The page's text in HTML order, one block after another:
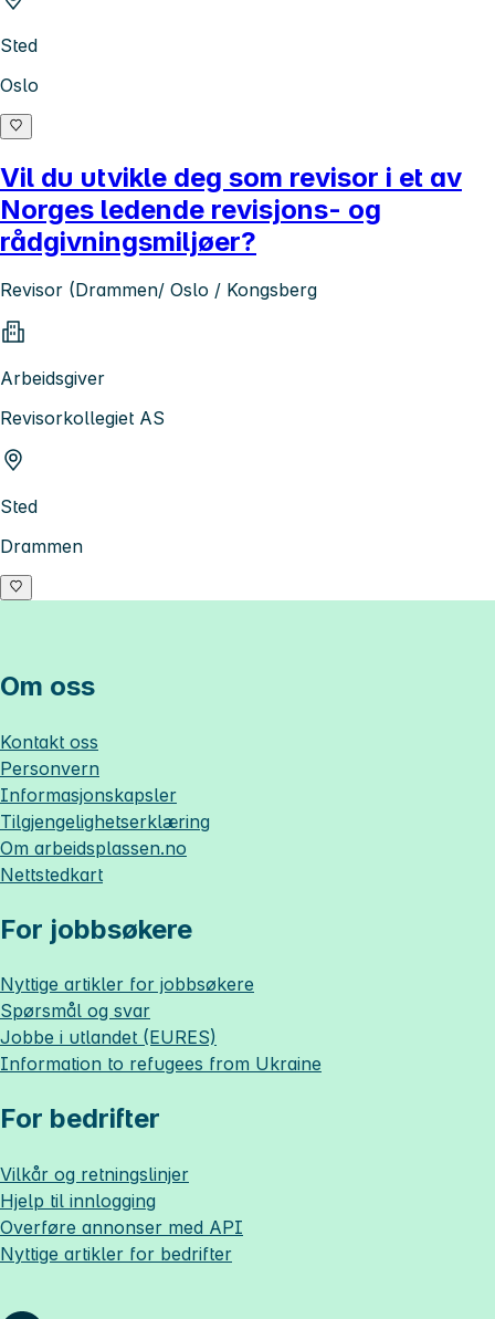
Sted
Oslo
Vil du utvikle deg som revisor i et av
Norges ledende revisjons- og
rådgivningsmiljøer?
Revisor (Drammen/ Oslo / Kongsberg
Arbeidsgiver
Revisorkollegiet AS
Sted
Drammen
Om oss
Kontakt oss
Personvern
Informasjonskapsler
Tilgjengelighetserklæring
Om arbeidsplassen.no
Nettstedkart
For jobbsøkere
Nyttige artikler for jobbsøkere
Spørsmål og svar
Jobbe i utlandet (EURES)
Information to refugees from Ukraine
For bedrifter
Vilkår og retningslinjer
Hjelp til innlogging
Overføre annonser med API
Nyttige artikler for bedrifter